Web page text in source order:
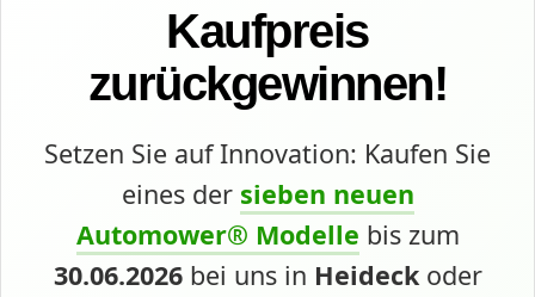
Kaufpreis
zurückgewinnen!
Setzen Sie auf Innovation: Kaufen Sie
eines der sieben neuen
Automower® Modelle bis zum
30.06.2026bei uns in Heideckoder